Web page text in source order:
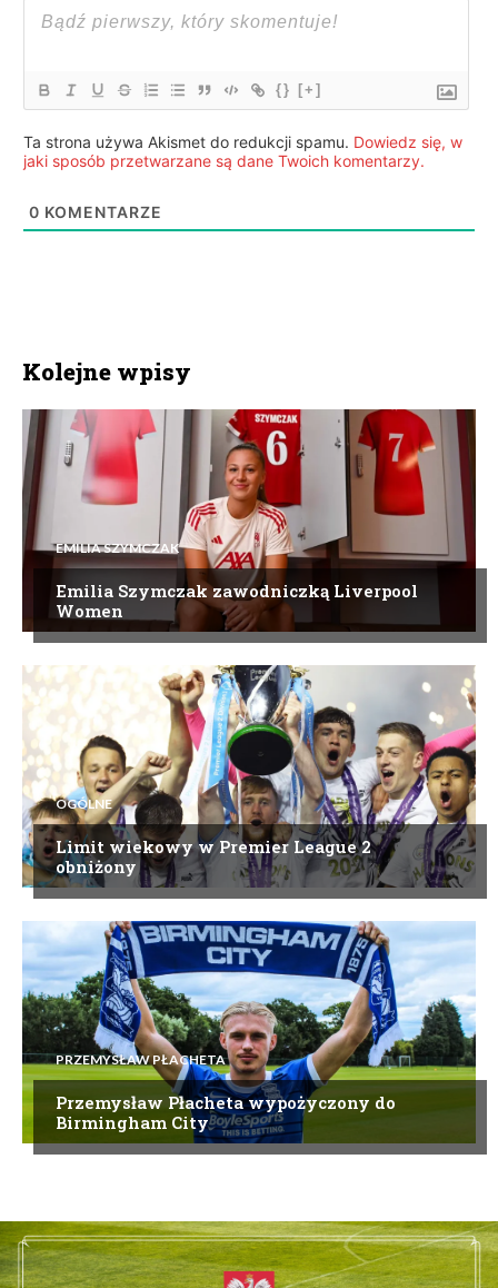
{} [+]
Ta strona używa Akismet do redukcji spamu. Dowiedz się, w
jaki sposób przetwarzane są dane Twoich komentarzy.
0 KOMENTARZE
Kolejne wpisy
EMILIA SZYMCZAK
Emilia Szymczak zawodniczką Liverpool
Women
OGÓLNE
Limit wiekowy w Premier League 2
obniżony
PRZEMYSŁAW PŁACHETA
Przemysław Płacheta wypożyczony do
Birmingham City